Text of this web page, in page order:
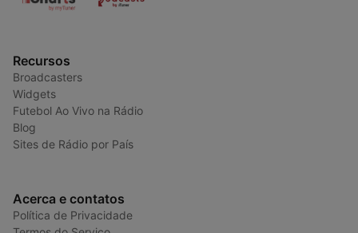
Recursos
Broadcasters
Widgets
Futebol Ao Vivo na Rádio
Blog
Sites de Rádio por País
Acerca e contatos
Política de Privacidade